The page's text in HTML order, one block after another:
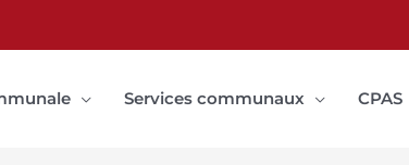
Services communaux CPAS